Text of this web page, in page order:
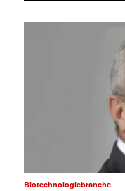
Biotechnologiebranche